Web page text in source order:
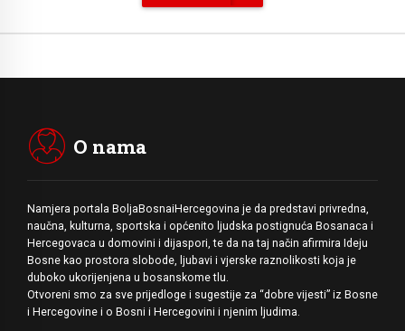
O nama
Namjera portala BoljaBosnaiHercegovina je da predstavi privredna,
naučna, kulturna, sportska i općenito ljudska postignuća Bosanaca i
Hercegovaca u domovini i dijaspori, te da na taj način afirmira Ideju
Bosne kao prostora slobode, ljubavi i vjerske raznolikosti koja je
duboko ukorijenjena u bosanskome tlu.
Otvoreni smo za sve prijedloge i sugestije za “dobre vijesti” iz Bosne
i Hercegovine i o Bosni i Hercegovini i njenim ljudima.